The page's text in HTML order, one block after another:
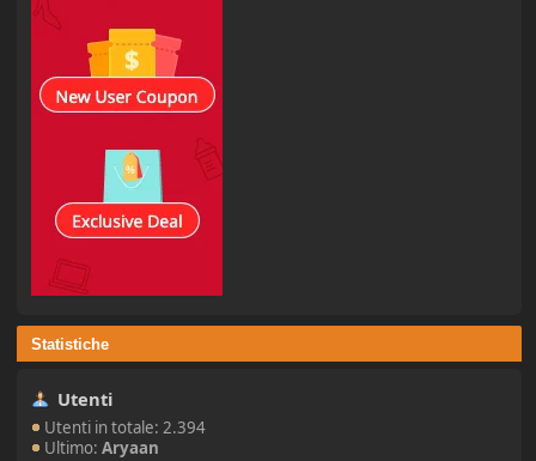
Statistiche
Utenti
Utenti in totale: 2.394
Ultimo:Aryaan